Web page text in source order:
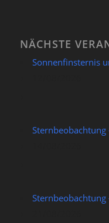
NÄCHSTE
Sonnenfinsternis